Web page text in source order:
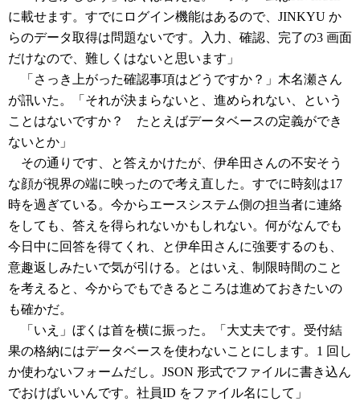
に載せます。すでにログイン機能はあるので、JINKYU か
らのデータ取得は問題ないです。入力、確認、完了の3 画面
だけなので、難しくはないと思います」
「さっき上がった確認事項はどうですか？」木名瀬さん
が訊いた。「それが決まらないと、進められない、という
ことはないですか？ たとえばデータベースの定義ができ
ないとか」
その通りです、と答えかけたが、伊牟田さんの不安そう
な顔が視界の端に映ったので考え直した。すでに時刻は17
時を過ぎている。今からエースシステム側の担当者に連絡
をしても、答えを得られないかもしれない。何がなんでも
今日中に回答を得てくれ、と伊牟田さんに強要するのも、
意趣返しみたいで気が引ける。とはいえ、制限時間のこと
を考えると、今からでもできるところは進めておきたいの
も確かだ。
「いえ」ぼくは首を横に振った。「大丈夫です。受付結
果の格納にはデータベースを使わないことにします。1 回し
か使わないフォームだし。JSON 形式でファイルに書き込ん
でおけばいいんです。社員ID をファイル名にして」